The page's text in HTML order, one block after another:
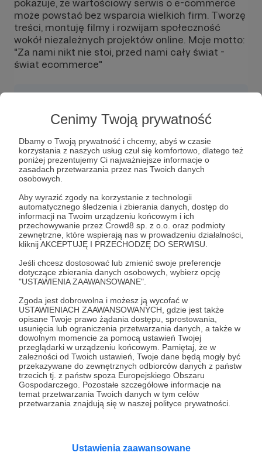
Cenimy Twoją prywatność
Dbamy o Twoją prywatność i chcemy, abyś w czasie
korzystania z naszych usług czuł się komfortowo, dlatego też
poniżej prezentujemy Ci najważniejsze informacje o
zasadach przetwarzania przez nas Twoich danych
osobowych.
Aby wyrazić zgody na korzystanie z technologii
automatycznego śledzenia i zbierania danych, dostęp do
informacji na Twoim urządzeniu końcowym i ich
przechowywanie przez Crowd8 sp. z o.o. oraz podmioty
zewnętrzne, które wspierają nas w prowadzeniu działalności,
kliknij AKCEPTUJĘ I PRZECHODZĘ DO SERWISU.
Jeśli chcesz dostosować lub zmienić swoje preferencje
dotyczące zbierania danych osobowych, wybierz opcję
"USTAWIENIA ZAAWANSOWANE".
Zgoda jest dobrowolna i możesz ją wycofać w
USTAWIENIACH ZAAWANSOWANYCH, gdzie jest także
opisane Twoje prawo żądania dostępu, sprostowania,
usunięcia lub ograniczenia przetwarzania danych, a także w
dowolnym momencie za pomocą ustawień Twojej
przeglądarki w urządzeniu końcowym. Pamiętaj, że w
zależności od Twoich ustawień, Twoje dane będą mogły być
przekazywane do zewnętrznych odbiorców danych z państw
trzecich tj. z państw spoza Europejskiego Obszaru
Gospodarczego. Pozostałe szczegółowe informacje na
temat przetwarzania Twoich danych w tym celów
przetwarzania znajdują się w naszej polityce prywatności.
Ustawienia zaawansowane
pokazuje, że wartościowy serwis o e-commerce
może powstać bez wsparcia wielkich firm. Tworzę
treści, montuję filmy i rozwijam społeczność
wokół niezależnych projektów online. Moje motto:
"Za nami nikt nie stoi, przed nami cały świat -
świat ecommerce"
Wiadomość Obserwuj
Cześć! Nazywam się Damir i stworzyłem
ecommerceportal.pl
pasja i wytrwałość mogą zbudować coś
wartościowego – nawet bez zaplecza wielkiej
korporacji.
Od lat działam w obszarze e-commerce. Nie jako
ktoś, kto dokumentuje, analizuje i wspiera tę
branżę z zewnątrz. Na portalu publikuję
Robię to samodzielnie – z pomocą kilku
wspaniałych osób, które wspierają mnie
redakcyjnie i organizacyjnie.
Oprócz tego montuję filmy, prowadzę social
media i testuję nowe formaty treści.Wszystko
po to, by rozwijać portal i dostarczać coraz lepsze
materiały.
Ale prawda jest taka, że sprzęt, na którym pracuję,
przebudowy – chcemy, by był nowoczesny,